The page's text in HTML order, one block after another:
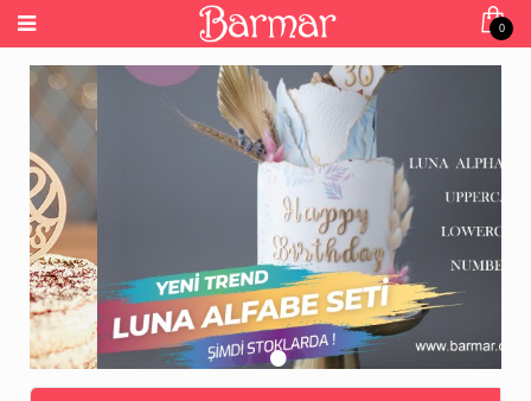
0
••••